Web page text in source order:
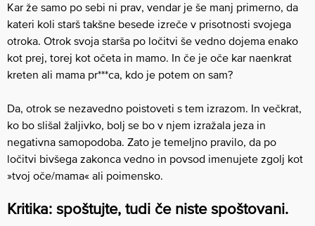
Kar že samo po sebi ni prav, vendar je še manj primerno, da
kateri koli starš takšne besede izreče v prisotnosti svojega
otroka. Otrok svoja starša po ločitvi še vedno dojema enako
kot prej, torej kot očeta in mamo. In če je oče kar naenkrat
kreten ali mama pr***ca, kdo je potem on sam?
Da, otrok se nezavedno poistoveti s tem izrazom. In večkrat,
ko bo slišal žaljivko, bolj se bo v njem izražala jeza in
negativna samopodoba. Zato je temeljno pravilo, da po
ločitvi bivšega zakonca vedno in povsod imenujete zgolj kot
»tvoj oče/mama« ali poimensko.
Kritika: spoštujte, tudi če niste spoštovani.